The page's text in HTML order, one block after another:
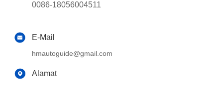
0086-18056004511
E-Mail
hmautoguide@gmail.com
Alamat